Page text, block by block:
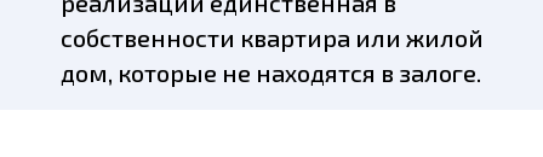
собственности квартира или жилой
дом, которые не находятся в залоге.